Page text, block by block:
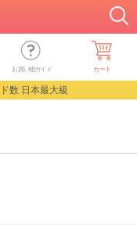
お買い物ガイド カート
数 日本最大級